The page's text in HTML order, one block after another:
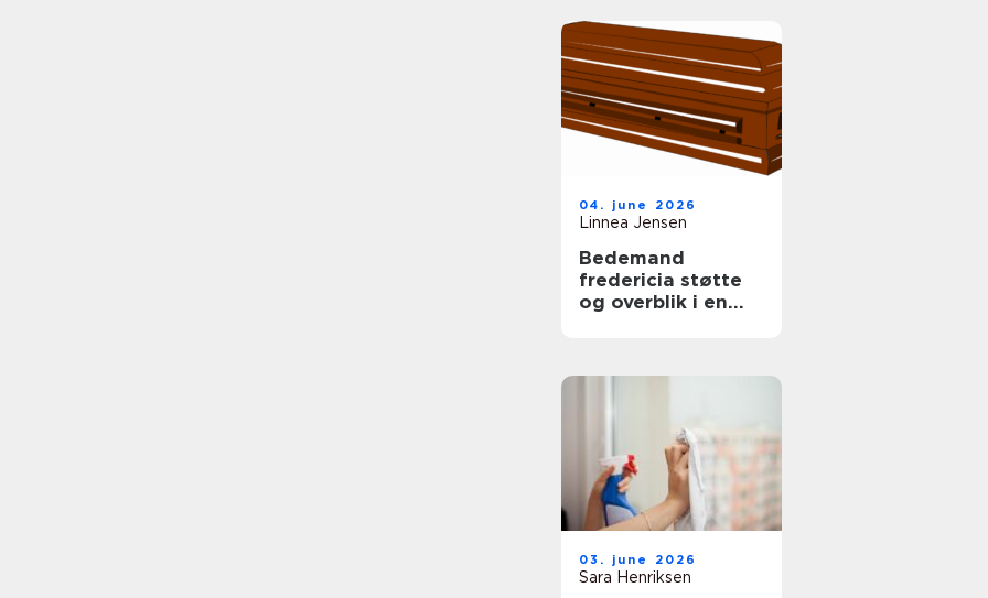
04. june 2026
Linnea Jensen
Bedemand
fredericia støtte
og overblik i en
03. june 2026
Sara Henriksen